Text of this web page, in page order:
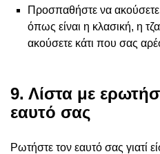
Προσπαθήστε να
όπως είναι η κλασική, η
ακούσετε κάτι που σας
9. Λίστα με
εαυτό σας
Ρωτήστε τον εαυτό σας γιατί